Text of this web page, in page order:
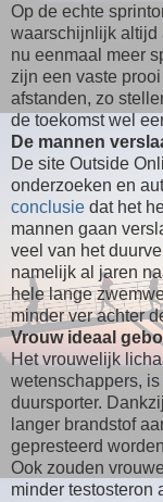
Op de echte
waarschijnlijk altijd
nu eenmaal meer
zijn een vaste
afstanden, zo
de toekomst wel
De mannen
De site Outside
onderzoeken en
conclusie dat het
mannen gaan
veel van het
namelijk al jaren
hele lange
minder ver achter
Vrouw ideaal
Het vrouwelijk
wetenschappers,
duursporter.
langer brandstof
gepresteerd
Ook zouden
minder testosteron